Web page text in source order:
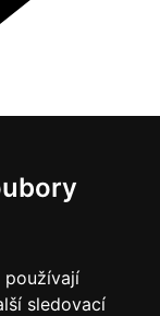
používají
sledovací